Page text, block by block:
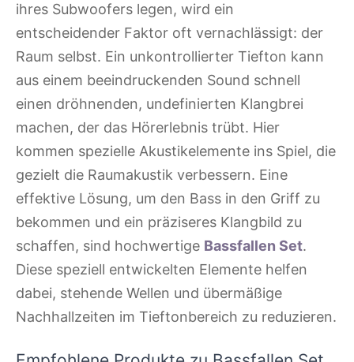
ihres Subwoofers legen, wird ein
entscheidender Faktor oft vernachlässigt: der
Raum selbst. Ein unkontrollierter Tiefton kann
aus einem beeindruckenden Sound schnell
einen dröhnenden, undefinierten Klangbrei
machen, der das Hörerlebnis trübt. Hier
kommen spezielle Akustikelemente ins Spiel, die
gezielt die Raumakustik verbessern. Eine
effektive Lösung, um den Bass in den Griff zu
bekommen und ein präziseres Klangbild zu
schaffen, sind hochwertige Bassfallen Set.
Diese speziell entwickelten Elemente helfen
dabei, stehende Wellen und übermäßige
Nachhallzeiten im Tieftonbereich zu reduzieren.